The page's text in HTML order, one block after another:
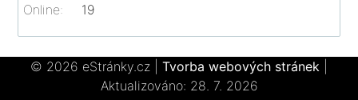
Online: 19
© 2026 eStránky.cz Tvorba webových stránek
Aktualizováno: 28. 7. 2026